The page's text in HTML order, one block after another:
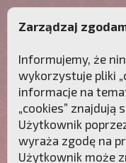
Zarządzaj
Informujemy, że
wykorzystuje pliki
informacje na
„cookies” znajdują
Użytkownik
wyraża zgodę na
Użytkownik może